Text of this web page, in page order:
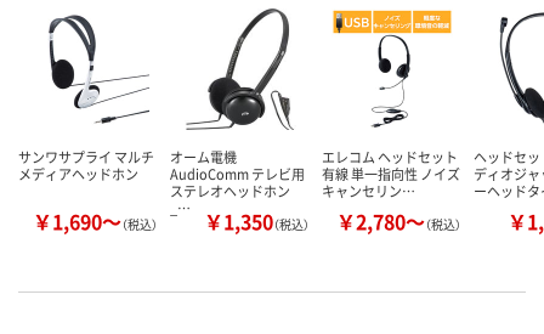
カゴへ
数量
カゴへ カ
サンワサプライ マルチ
メディアヘッドホン
￥1,690～（税込）
オーム電機
AudioComm テレビ用
ステレオヘッドホン
_…
￥1,350（税込）
エレコム ヘッドセット
有線 単一指向性 ノイズ
キャンセリン…
￥2,780～（税込）
ヘッドセ
ディオジ
ーヘッド
￥